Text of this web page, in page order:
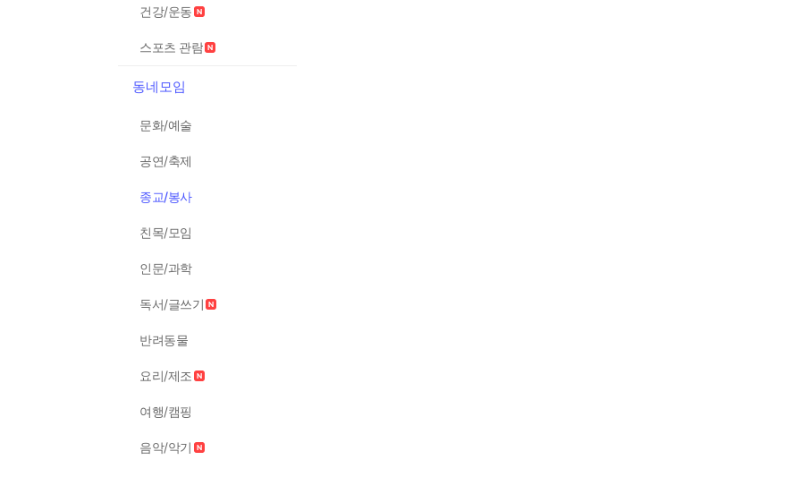
건강/운동
스포츠 관람
동네모임
문화/예술
공연/축제
종교/봉사
친목/모임
인문/과학
독서/글쓰기
반려동물
요리/제조
여행/캠핑
음악/악기